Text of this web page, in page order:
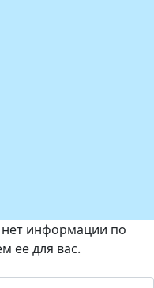
информации по
ее для вас.